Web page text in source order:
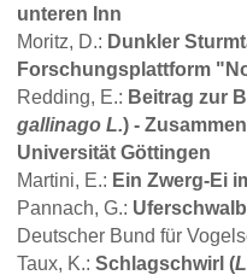
unteren Inn
Moritz, D.: Dunkler
Forschungsplattform
Redding, E.: Beitrag zur
gallinago L. ) -
Universität Göttingen
Martini, E.: Ein Zwerg-Ei
Pannach, G.:
Deutscher Bund für
Taux, K.: Schlagschwirl (